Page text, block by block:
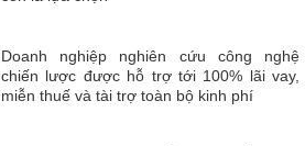
Doanh nghiệp nghiên cứu công nghệ
chiến lược được hỗ trợ tới 100% lãi vay,
miễn thuế và tài trợ toàn bộ kinh phí